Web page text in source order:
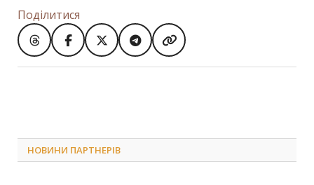
Поділитися
НОВИНИ ПАРТНЕРІВ